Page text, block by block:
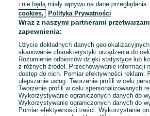
Pustak ceramiczny
25pw Cerpol
Turów
10 lipca 2026
i nie będą miały wpływu na dane przeglądania.
cookies,
Polityka Prywatności
Wraz z naszymi partnerami
zapewnienia:
Użycie dokładnych danych
skanowanie charakterystyki urządzenia do
Rozumienie odbiorców dzięki statystyce lub
z różnych źródeł. Przechowywanie informacji
dostęp do nich. Pomiar efektywności reklam.
ulepszanie usług. Tworzenie profili w celu
Tworzenie profili w celu spersonalizowanych
Wykorzystywanie ograniczonych danych do
Wykorzystywanie ograniczonych danych do
Pomiar efektywności treści. Wykorzystanie